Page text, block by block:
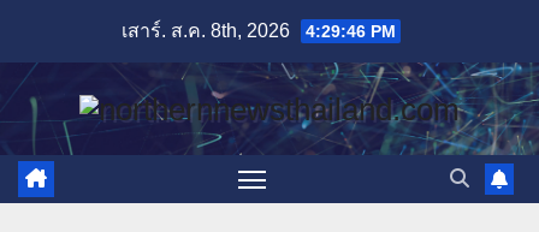
content
เสาร์. ส.ค. 8th, 2026 4:29:48 PM